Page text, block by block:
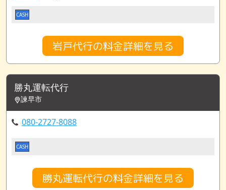
CASH
岩戸代行の料金詳細を見る
勝丸運転代行
諫早市
080-2727-8088
CASH
勝丸運転代行の料金詳細を見る